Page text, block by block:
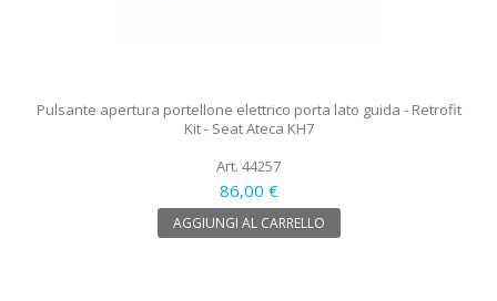
Pulsante apertura portellone elettrico porta lato guida - Retrofit
Kit - Seat Ateca KH7
Art. 44257
86,00 €
AGGIUNGI AL CARRELLO